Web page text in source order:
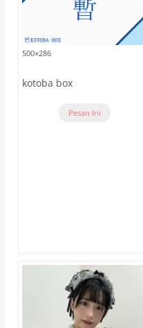
500×286
kotoba box
Pesan Ini